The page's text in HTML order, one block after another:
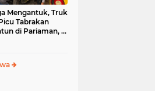
Mengantuk, Truk
Tabrakan
di Pariaman, 5